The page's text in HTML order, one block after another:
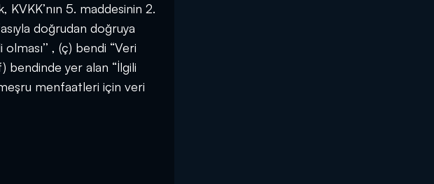
5. maddesinin 2.
doğrudan doğruya
, (ç) bendi “Veri
bendinde yer alan “İlgili
menfaatleri için veri